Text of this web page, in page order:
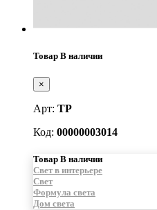
Товар В наличии
×
Арт: ТР
Код: 00000003014
Товар В наличии
Свет в интерьере
Свет
Формула света
Дом света